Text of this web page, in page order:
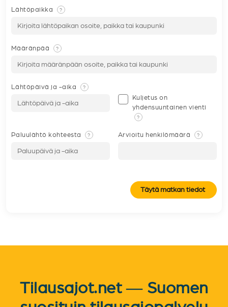
Lähtöpaikka ?
Määränpää ?
Lähtöpäivä ja -aika ?
Kuljetus on
yhdensuuntainen vienti
?
Paluulähtö kohteesta ? Arvioitu henkilömäärä ?
Täytä matkan tiedot
Tilausajot.net — Suomen